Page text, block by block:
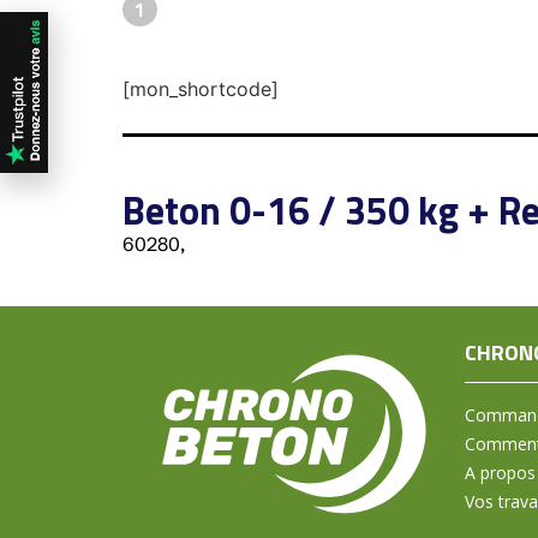
1
[mon_shortcode]
Beton 0-16 / 350 kg +
60280,
A propos
Vos